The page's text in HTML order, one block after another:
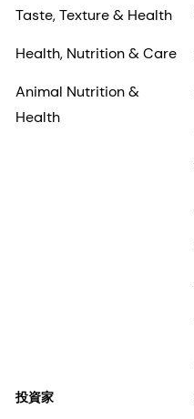
Taste, Texture & Health
Health, Nutrition & Care
Animal Nutrition &
Health
投資家